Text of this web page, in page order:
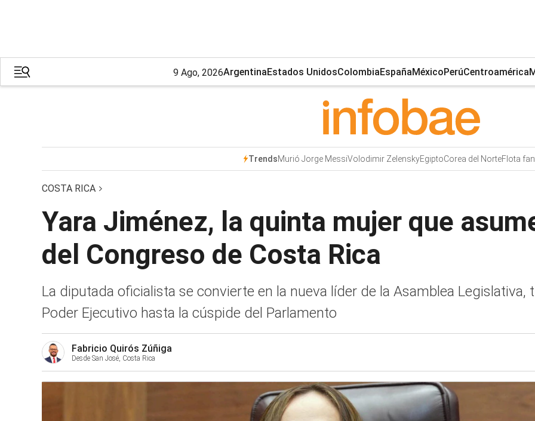
9 Ago, 2026ArgentinaEstados UnidosColombiaEspañaMéxicoPerúCentroamérica
TrendsMurió Jorge MessiVolodimir ZelenskyEgiptoCorea del NorteFlota
COSTA RICA
Yara Jiménez, la quinta mujer que
del Congreso de Costa Rica
La diputada oficialista se convierte en la nueva líder de la Asamblea Legislativa,
Poder Ejecutivo hasta la cúspide del Parlamento
Fabricio Quirós Zúñiga
Desde San José, Costa Rica